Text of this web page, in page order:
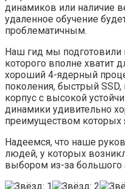
динамиков или наличие
удаленное обучение
проблематичным.
Наш гид мы подготовили
которого вполне хватит
хороший 4-ядерный
поколения, быстрый
корпус с высокой
динамики удивительно
преимуществом которых
Надеемся, что наше
людей, у которых
выбором из-за большого